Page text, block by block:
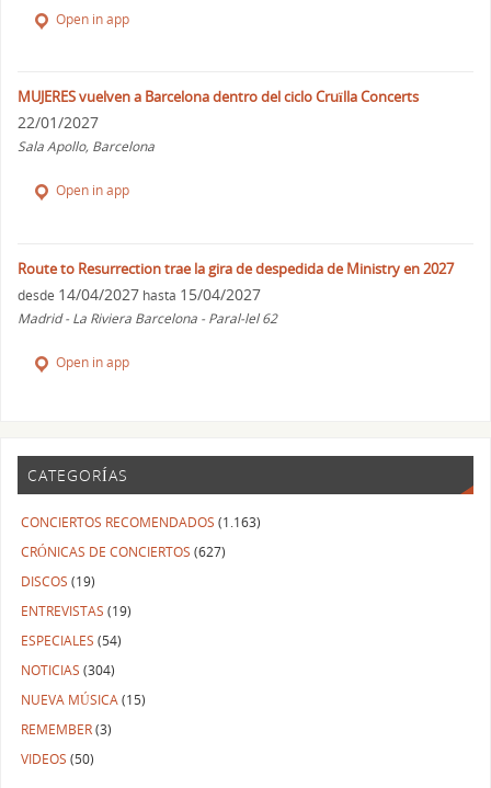
Open in app
MUJERES vuelven a Barcelona dentro del ciclo Cruïlla Concerts
22/01/2027
Sala Apollo, Barcelona
Open in app
Route to Resurrection trae la gira de despedida de Ministry en 2027
desde 14/04/2027 hasta 15/04/2027
Madrid - La Riviera Barcelona - Paral-lel 62
Open in app
CATEGORÍAS
CONCIERTOS RECOMENDADOS (1.163)
CRÓNICAS DE CONCIERTOS (627)
DISCOS (19)
ENTREVISTAS (19)
ESPECIALES (54)
NOTICIAS (304)
NUEVA MÚSICA(15)
REMEMBER(3)
VIDEOS (50)